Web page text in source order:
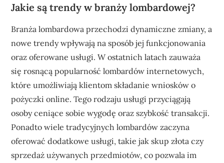
Jakie są trendy w branży lombardowej?
Branża lombardowa przechodzi dynamiczne zmiany, a
nowe trendy wpływają na sposób jej funkcjonowania
oraz oferowane usługi. W ostatnich latach zauważa
się rosnącą popularność lombardów internetowych,
które umożliwiają klientom składanie wniosków o
pożyczki online. Tego rodzaju usługi przyciągają
osoby ceniące sobie wygodę oraz szybkość transakcji.
Ponadto wiele tradycyjnych lombardów zaczyna
oferować dodatkowe usługi, takie jak skup złota czy
sprzedaż używanych przedmiotów, co pozwala im